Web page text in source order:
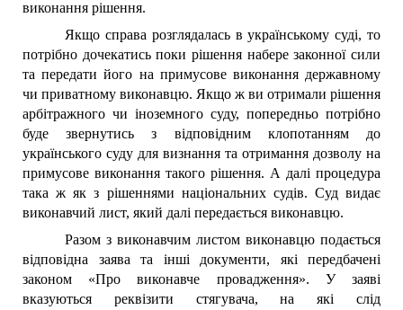
виконання рішення.
Якщо справа розглядалась в українському суді, то
потрібно дочекатись поки рішення набере законної сили
та передати його на примусове виконання державному
чи приватному виконавцю. Якщо ж ви отримали рішення
арбітражного чи іноземного суду, попередньо потрібно
буде звернутись з відповідним клопотанням до
українського суду для визнання та отримання дозволу на
примусове виконання такого рішення. А далі процедура
така ж як з рішеннями національних судів. Суд видає
виконавчий лист, який далі передається виконавцю.
Разом з виконавчим листом виконавцю подається
відповідна заява та інші документи, які передбачені
законом «Про виконавче провадження». У заяві
вказуються реквізити стягувача, на які слід